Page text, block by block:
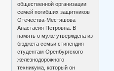
общественной организации
семей погибших защитников
Отечества-Местяшова
Анастасия Петровна. В
память о муже утверждена из
бюджета семьи стипендия
студентам Оренбургского
железнодорожного
техникума, который он